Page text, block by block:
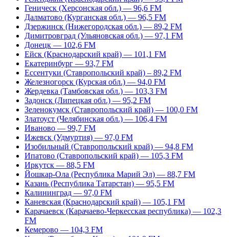
Геническ (Херсонская обл.) — 96,6 FM
Далматово (Курганская обл.) — 96,5 FM
Дзержинск (Нижегородская обл.) — 89,2 FM
Димитровград (Ульяновская обл.) — 97,1 FM
Донецк — 102,6 FM
Ейск (Краснодарский край) — 101,1 FM
Екатеринбург — 93,7 FM
Ессентуки (Ставропольский край) – 89,2 FM
Железногорск (Курская обл.) — 94,0 FM
Жердевка (Тамбовская обл.) — 103,3 FM
Задонск (Липецкая обл.) — 95,2 FM
Зеленокумск (Ставропольский край) — 100,0 FM
Златоуст (Челябинская обл.) — 106,4 FM
Иваново — 99,7 FM
Ижевск (Удмуртия) — 97,0 FM
Изобильный (Ставропольский край) — 94,8 FM
Ипатово (Ставропольский край) — 105,3 FM
Иркутск — 88,5 FM
Йошкар-Ола (Республика Марий Эл) — 88,7 FM
Казань (Республика Татарстан) — 95,5 FM
Калининград — 97,0 FM
Каневская (Краснодарский край) — 105,1 FM
Карачаевск (Карачаево-Черкесская республика) — 102,3
FM
Кемерово — 104,3 FM